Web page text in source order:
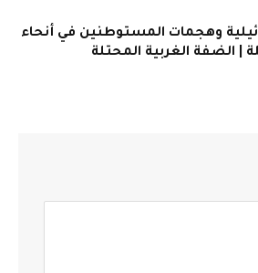
وهجمات المستوطنين في أنحاء
| الضفة الغربية المحتلة